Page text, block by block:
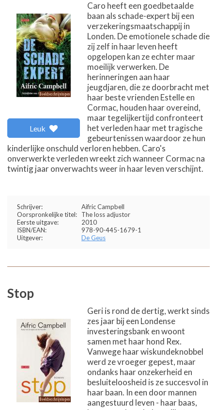
Leuk
Caro heeft een goedbetaalde
baan als schade-expert bij een
verzekeringsmaatschappij in
Londen. De emotionele schade die
zij zelf in haar leven heeft
opgelopen kan ze echter maar
moeilijk verwerken. De
herinneringen aan haar
jeugdjaren, die ze doorbracht met
haar beste vrienden Estelle en
Cormac, houden haar overeind,
maar tegelijkertijd confronteert
het verleden haar met tragische
gebeurtenissen waardoor ze hun
kinderlijke onschuld verloren hebben. Caro's
onverwerkte verleden wreekt zich wanneer Cormac na
twintig jaar onverwachts weer in haar leven verschijnt.
Schrijver:
Aifric Campbell
Oorspronkelijke titel:
The loss adjustor
Eerste uitgave:
2010
ISBN/EAN:
978-90-445-1679-1
Uitgever:
De Geus
Stop
Geri is rond de dertig, werkt sinds
zes jaar bij een Londense
investeringsbank en woont
samen met haar hond Rex.
Vanwege haar wiskundeknobbel
werd ze vroeger gepest, maar
ondanks haar onzekerheid en
besluiteloosheid is ze succesvol in
haar baan. In een door mannen
aangestuurd leven - haar baas,